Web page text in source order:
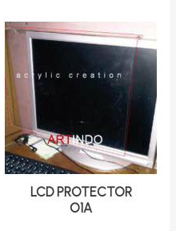
LCD PROTECTOR
O1A